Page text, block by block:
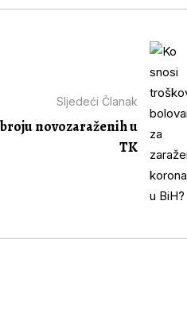
Sljedeći Članak
novozaraženih u
TK